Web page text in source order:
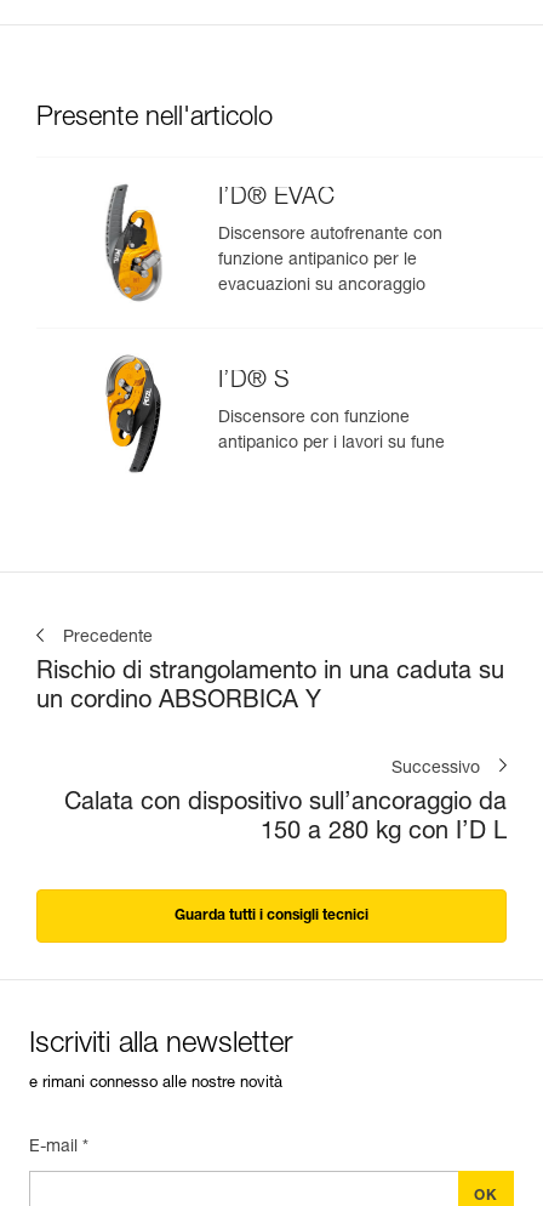
Presente nell'articolo
I’D® EVAC
Discensore autofrenante con
funzione antipanico per le
evacuazioni su ancoraggio
I’D® S
Discensore con funzione
antipanico per i lavori su fune
Precedente
Rischio di strangolamento in una caduta su
un cordino ABSORBICA Y
Successivo
Calata con dispositivo sull’ancoraggio da
150 a 280 kg con I’D L
Guarda tutti i consigli tecnici
Iscriviti alla newsletter
e rimani connesso alle nostre novità
E-mail *